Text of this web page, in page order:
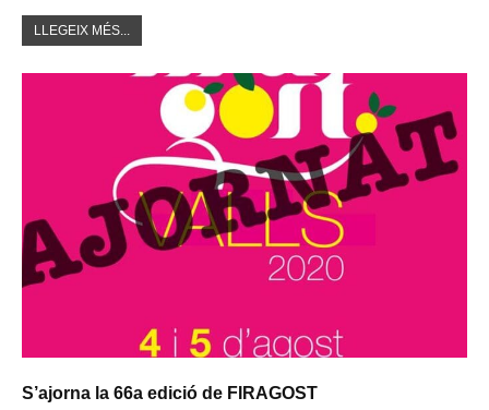
LLEGEIX MÉS...
S’ajorna la 66a edició de FIRAGOST